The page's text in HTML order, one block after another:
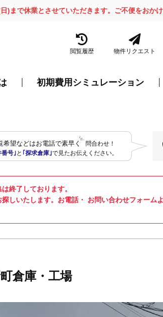
まで休業とさせていただきます。ご不便をおか
閲覧履歴 物件リクエスト
初期費用シミュレーション
望などはお電話で素早く
問合わせ！
番号｣ と ｢探求倉庫｣で見たお伝えください。
終了しております。
しいたします。お電話・ お問い合わせフォーム
倉庫・工場